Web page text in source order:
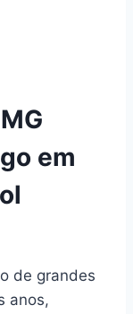
em
de grandes
anos,